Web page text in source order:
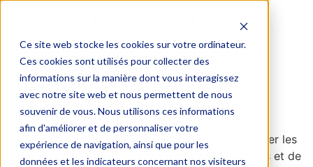
Ce site web stocke les cookies sur votre ordinateur.
Ces cookies sont utilisés pour collecter des
informations sur la manière dont vous interagissez
avec notre site web et nous permettent de nous
souvenir de vous. Nous utilisons ces informations
afin d'améliorer et de personnaliser votre
expérience de navigation, ainsi que pour les
données et les indicateurs concernant nos visiteurs
déshérence est un
contrat bloqué
Non réclamé
Il arrive en effet qu’il n’y ait personne pour informer les
organismes concernés de la survenance du décès et de